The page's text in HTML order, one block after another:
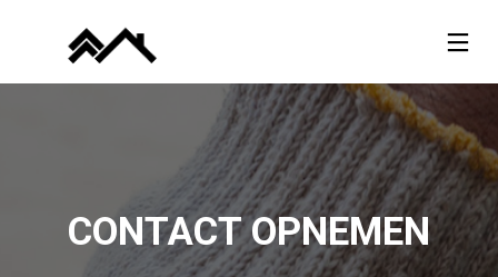
CONTACT OPNEMEN